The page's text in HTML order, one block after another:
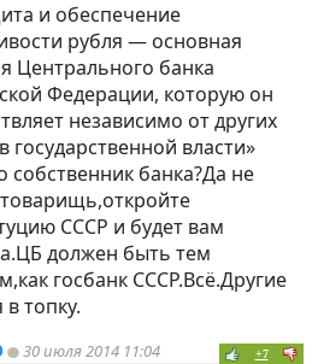
и обеспечение
рубля — основная
Центрального банка
Федерации, которую он
независимо от других
государственной власти»
собственник банка?Да не
СССР и будет вам
должен быть тем
госбанк СССР.Всё.Другие
топку.
30 июля 2014 11:04 +7